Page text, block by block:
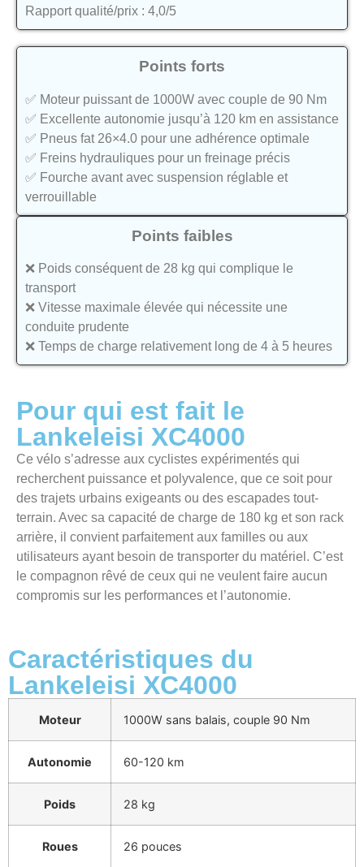
Rapport qualité/prix : 4,0/5
Points forts
✅ Moteur puissant de 1000W avec couple de 90 Nm
✅ Excellente autonomie jusqu’à 120 km en assistance
✅ Pneus fat 26×4.0 pour une adhérence optimale
✅ Freins hydrauliques pour un freinage précis
✅ Fourche avant avec suspension réglable et
verrouillable
Points faibles
❌ Poids conséquent de 28 kg qui complique le
transport
❌ Vitesse maximale élevée qui nécessite une
conduite prudente
❌ Temps de charge relativement long de 4 à 5 heures
Pour qui est fait le
Lankeleisi XC4000
Ce vélo s’adresse aux cyclistes expérimentés qui
recherchent puissance et polyvalence, que ce soit pour
des trajets urbains exigeants ou des escapades tout-
terrain. Avec sa capacité de charge de 180 kg et son rack
arrière, il convient parfaitement aux familles ou aux
utilisateurs ayant besoin de transporter du matériel. C’est
le compagnon rêvé de ceux qui ne veulent faire aucun
compromis sur les performances et l’autonomie.
Caractéristiques du
Lankeleisi XC4000
Moteur 1000W sans balais, couple 90 Nm
Autonomie 60-120 km
Poids 28 kg
Roues 26 pouces